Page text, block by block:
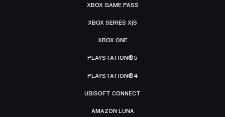
XBOX GAME PASS
XBOX SERIES X|S
XBOX ONE
PLAYSTATION®5
PLAYSTATION®4
UBISOFT CONNECT
AMAZON LUNA